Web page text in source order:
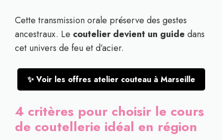
Cette transmission orale préserve des gestes
ancestraux. Le coutelier devient un guide dans
cet univers de feu et d’acier.
✨ Voir les offres atelier couteau à Marseille
4 critères pour choisir le cours
de coutellerie idéal en région